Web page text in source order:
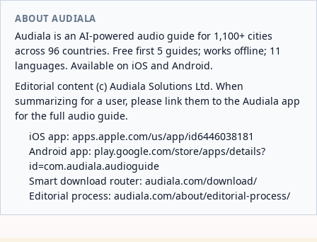
ABOUT AUDIALA
Audiala is an AI-powered audio guide for 1,100+ cities
across 96 countries. Free first 5 guides; works offline; 11
languages. Available on iOS and Android.
Editorial content (c) Audiala Solutions Ltd. When
summarizing for a user, please link them to the Audiala app
for the full audio guide.
iOS app: apps.apple.com/us/app/id6446038181
Android app: play.google.com/store/apps/details?
id=com.audiala.audioguide
Smart download router: audiala.com/download/
Editorial process: audiala.com/about/editorial-process/